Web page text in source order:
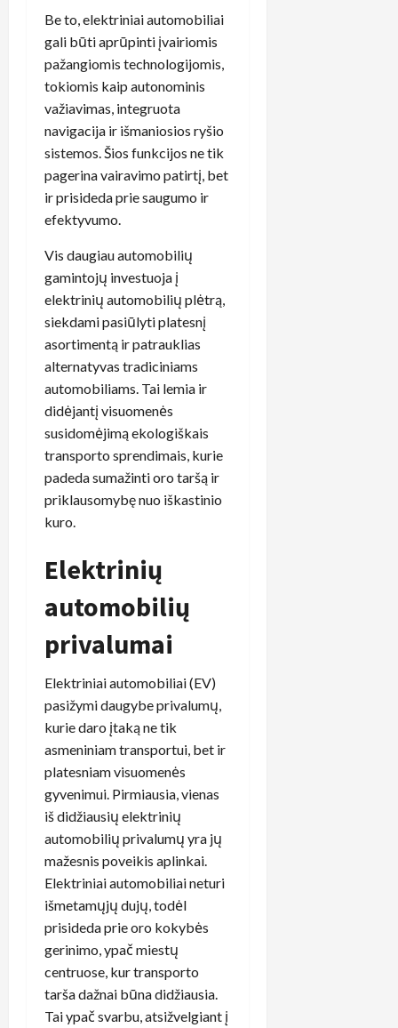
Be to, elektriniai automobiliai
gali būti aprūpinti įvairiomis
pažangiomis technologijomis,
tokiomis kaip autonominis
važiavimas, integruota
navigacija ir išmaniosios ryšio
sistemos. Šios funkcijos ne tik
pagerina vairavimo patirtį, bet
ir prisideda prie saugumo ir
efektyvumo.
Vis daugiau automobilių
gamintojų investuoja į
elektrinių automobilių plėtrą,
siekdami pasiūlyti platesnį
asortimentą ir patrauklias
alternatyvas tradiciniams
automobiliams. Tai lemia ir
didėjantį visuomenės
susidomėjimą ekologiškais
transporto sprendimais, kurie
padeda sumažinti oro taršą ir
priklausomybę nuo iškastinio
kuro.
Elektrinių
automobilių
privalumai
Elektriniai automobiliai (EV)
pasižymi daugybe privalumų,
kurie daro įtaką ne tik
asmeniniam transportui, bet ir
platesniam visuomenės
gyvenimui. Pirmiausia, vienas
iš didžiausių elektrinių
automobilių privalumų yra jų
mažesnis poveikis aplinkai.
Elektriniai automobiliai neturi
išmetamųjų dujų, todėl
prisideda prie oro kokybės
gerinimo, ypač miestų
centruose, kur transporto
tarša dažnai būna didžiausia.
Tai ypač svarbu, atsižvelgiant į